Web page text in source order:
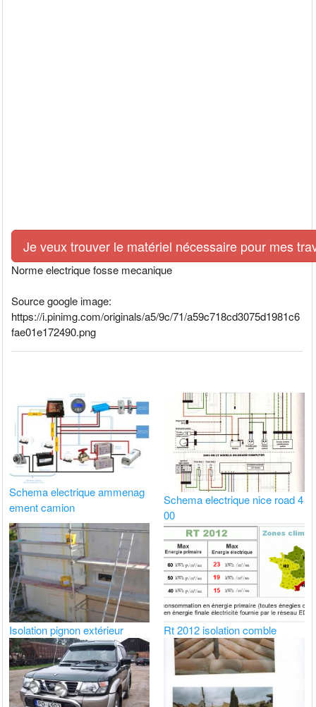
Je veux trouver le matériel nécessaire pour mes
Norme electrique fosse mecanique
Source google image:
https://i.pinimg.com/originals/a5/9c/71/a59c718cd3075d1981c6
fae01e172490.png
Schema electrique ammenag
ement camion
Schema electrique nice road 4
00
Isolation pignon extérieur Rt 2012 isolation comble